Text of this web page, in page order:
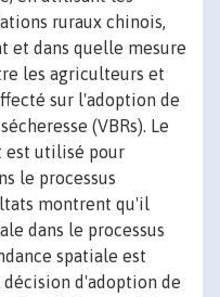
ruraux chinois,
et dans quelle mesure
les agriculteurs et
sur l'adoption de
(VBRs). Le
est utilisé pour
le processus
montrent qu'il
dans le processus
spatiale est
d'adoption de